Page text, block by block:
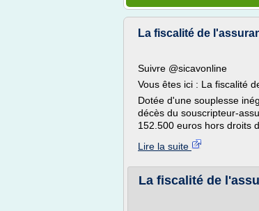
La fiscalité de
Suivre @sicavonline
Vous êtes ici : La fiscalité
Dotée d'une souplesse
décès du souscripteur-
152.500 euros hors droits
Lire la suite
La fiscalité de